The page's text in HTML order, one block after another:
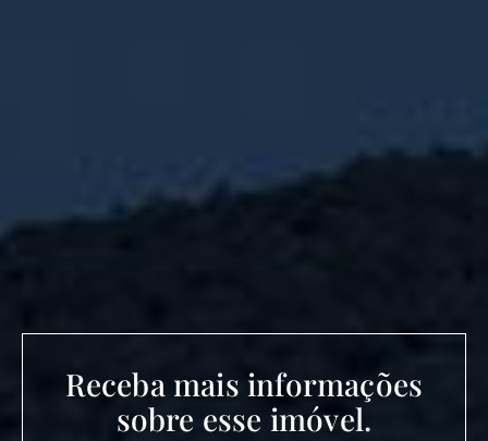
Receba mais informações
sobre esse imóvel.